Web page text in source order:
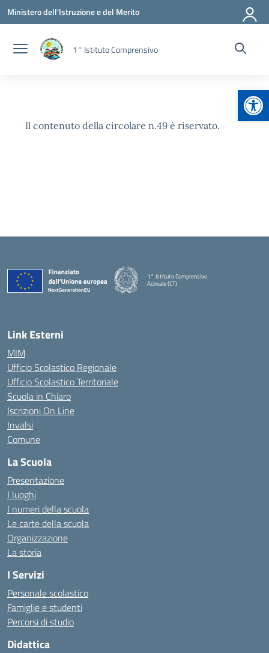
Vai ai contenuti
Vai al menu di navigazione
Vai al footer
Ministero dell'Istruzione e del Merito
1° Istituto Comprensivo
Il contenuto della circolare n.49 è riservato.
1° Istituto Comprensivo
Acireale (CT)
Link Esterni
MIM
Ufficio Scolastico Regionale
Ufficio Scolastico Territoriale
Scuola in Chiaro
Iscrizioni On Line
Invalsi
Comune
La Scuola
Presentazione
I luoghi
I numeri della scuola
Le carte della scuola
Organizzazione
La storia
I Servizi
Personale scolastico
Famiglie e studenti
Percorsi di studio
Didattica